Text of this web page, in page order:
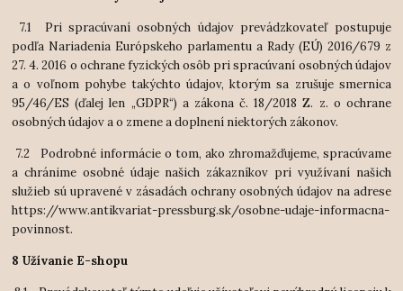
7.1 Pri spracúvaní osobných údajov prevádzkovateľ postupuje
podľa Nariadenia Európskeho parlamentu a Rady (EÚ) 2016/679 z
27. 4. 2016 o ochrane fyzických osôb pri spracúvaní osobných údajov
a o voľnom pohybe takýchto údajov, ktorým sa zrušuje smernica
95/46/ES (ďalej len „GDPR“) a zákona č. 18/2018 Z. z. o ochrane
osobných údajov a o zmene a doplnení niektorých zákonov.
7.2 Podrobné informácie o tom, ako zhromažďujeme, spracúvame
a chránime osobné údaje našich zákazníkov pri využívaní našich
služieb sú upravené v zásadách ochrany osobných údajov na adrese
https://www.antikvariat-pressburg.sk/osobne-udaje-informacna-
povinnost.
8 Užívanie E-shopu